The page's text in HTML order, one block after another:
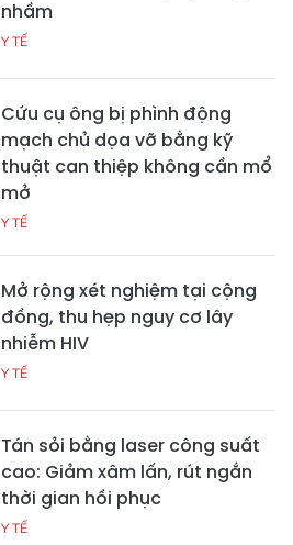
nhầm
Y TẾ
Cứu cụ ông bị phình động
mạch chủ dọa vỡ bằng kỹ
thuật can thiệp không cần mổ
mở
Y TẾ
Mở rộng xét nghiệm tại cộng
đồng, thu hẹp nguy cơ lây
nhiễm HIV
Y TẾ
Tán sỏi bằng laser công suất
cao: Giảm xâm lấn, rút ngắn
thời gian hồi phục
Y TẾ